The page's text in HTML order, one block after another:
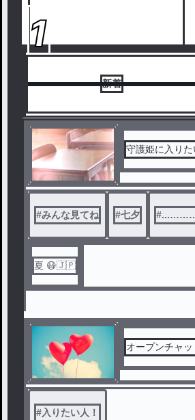
1
新着
守護姫に入りた
#みんな見てね #七夕 #
夏 😷🇯🇵
オープンチャッ
#入りたい人！